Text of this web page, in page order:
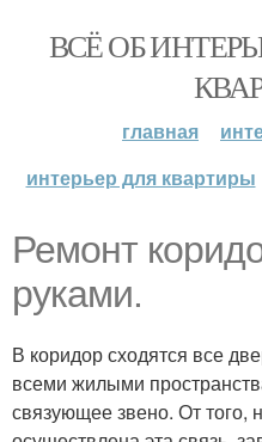
ВСЁ ОБ
главная
интерьер для квартиры
Ремонт
руками.
В коридор сходятся все
всеми жилыми
связующее звено. От того,